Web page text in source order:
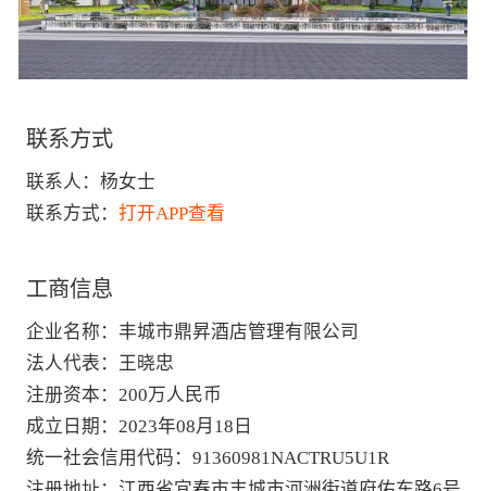
联系方式
联系人： 杨女士
联系方式： 打开APP查看
工商信息
企业名称 ： 丰城市鼎昇酒店管理有限公司
法人代表 ： 王晓忠
注册资本 ： 200万人民币
成立日期 ： 2023年08月18日
统一社会信用代码 ： 91360981NACTRU5U1R